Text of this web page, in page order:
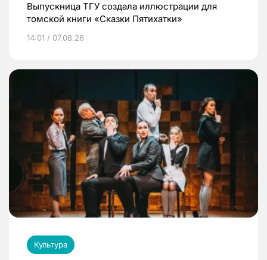
Выпускница ТГУ создала иллюстрации для
томской книги «Сказки Пятихатки»
14:01 / 07.08.26
Культура